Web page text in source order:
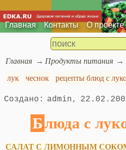
Главная Контакты О проекте
Главная Продукты питания
лук
чеснок рецепты блюд с
admin
Блюда с
САЛАТ С ЛИМОННЫМ